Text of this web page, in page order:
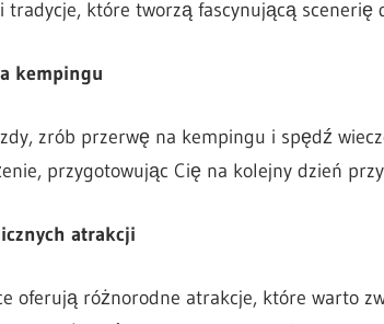
tradycje, które tworzą fascynującą scenerię
kempingu
zrób przerwę na kempingu i spędź
przygotowując Cię na kolejny dzień
atrakcji
oferują różnorodne atrakcje, które warto